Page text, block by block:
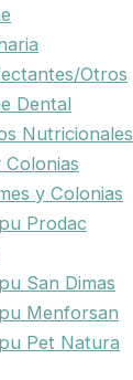
Otros
Dental
Nutricionales
y Colonias
Prodac
San Dimas
Menforsan
Pet Natura